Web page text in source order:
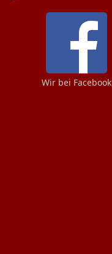
Wir bei Facebook